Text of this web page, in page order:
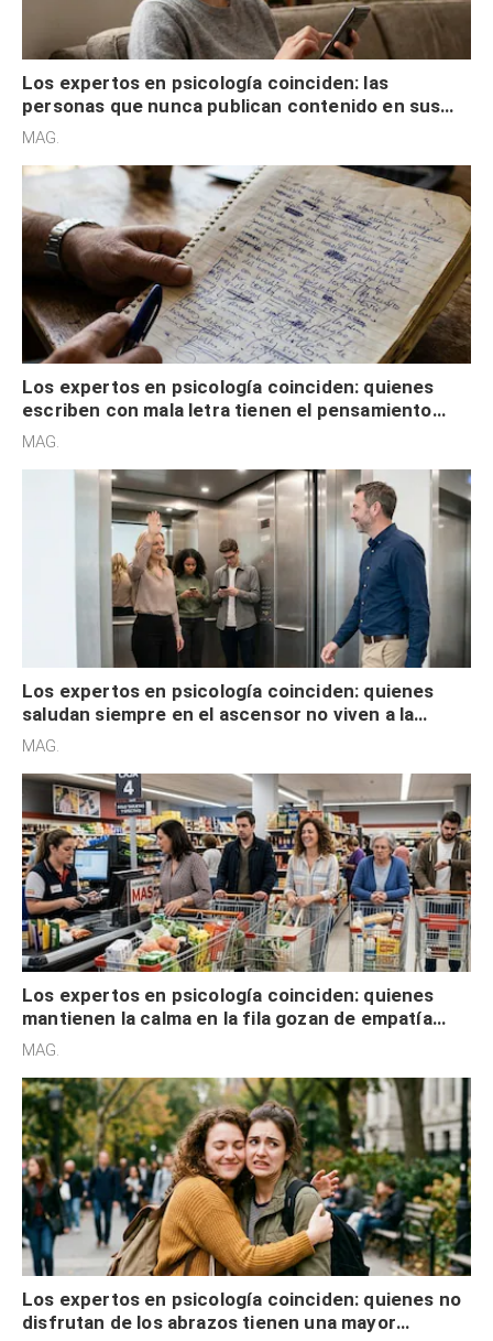
Los expertos en psicología coinciden: las
personas que nunca publican contenido en sus
redes sociales no pretenden buscar validación
MAG.
Los expertos en psicología coinciden: quienes
escriben con mala letra tienen el pensamiento
acelerado y no lo hacen por desinterés
MAG.
Los expertos en psicología coinciden: quienes
saludan siempre en el ascensor no viven a la
defensiva y tienen apertura social
MAG.
Los expertos en psicología coinciden: quienes
mantienen la calma en la fila gozan de empatía
cognitiva, gratitud y no solo tienen autocontrol
MAG.
Los expertos en psicología coinciden: quienes no
disfrutan de los abrazos tienen una mayor